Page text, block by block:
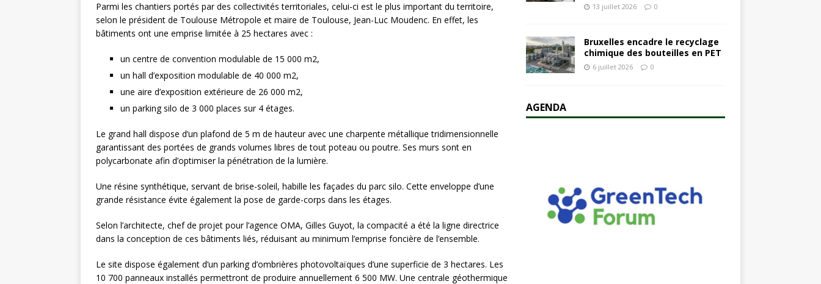
Parmi les chantiers portés par des collectivités territoriales, celui-ci est le plus important du territoire,
selon le président de Toulouse Métropole et maire de Toulouse, Jean-Luc Moudenc. En effet, les
bâtiments ont une emprise limitée à 25 hectares avec :
un centre de convention modulable de 15 000 m2,
un hall d’exposition modulable de 40 000 m2,
une aire d’exposition extérieure de 26 000 m2,
un parking silo de 3 000 places sur 4 étages.
Le grand hall dispose d’un plafond de 5 m de hauteur avec une charpente métallique tridimensionnelle
garantissant des portées de grands volumes libres de tout poteau ou poutre. Ses murs sont en
polycarbonate afin d’optimiser la pénétration de la lumière.
Une résine synthétique, servant de brise-soleil, habille les façades du parc silo. Cette enveloppe d’une
grande résistance évite également la pose de garde-corps dans les étages.
Selon l’architecte, chef de projet pour l’agence OMA, Gilles Guyot, la compacité a été la ligne directrice
dans la conception de ces bâtiments liés, réduisant au minimum l’emprise foncière de l’ensemble.
Le site dispose également d’un parking d’ombrières photovoltaïques d’une superficie de 3 hectares. Les
10 700 panneaux installés permettront de produire annuellement 6 500 MW. Une centrale géothermique
13 juillet 2026 0
Bruxelles encadre le recyclage
chimique des bouteilles en PET
6 juillet 2026 0
AGENDA